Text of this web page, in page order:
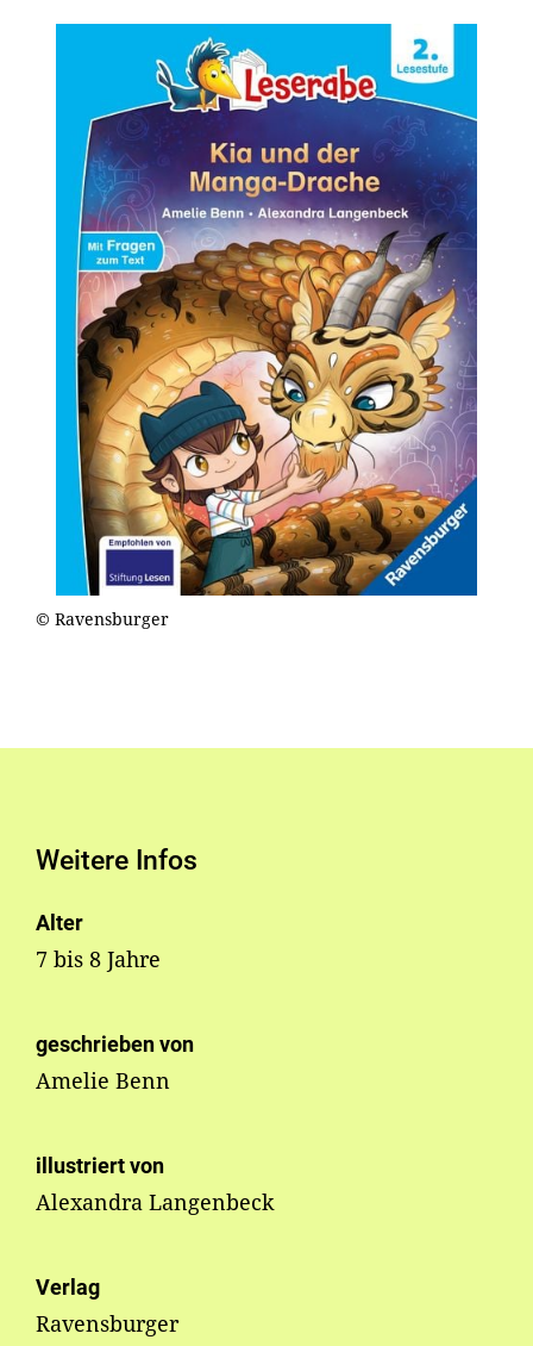
© Ravensburger
Weitere Infos
Alter
7 bis 8 Jahre
geschrieben von
Amelie Benn
illustriert von
Alexandra Langenbeck
Verlag
Ravensburger